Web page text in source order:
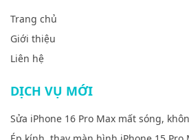
Trang chủ
Giới thiệu
Liên hệ
DỊCH VỤ MỚI
Sửa iPhone 16 Pro Max mất sóng,